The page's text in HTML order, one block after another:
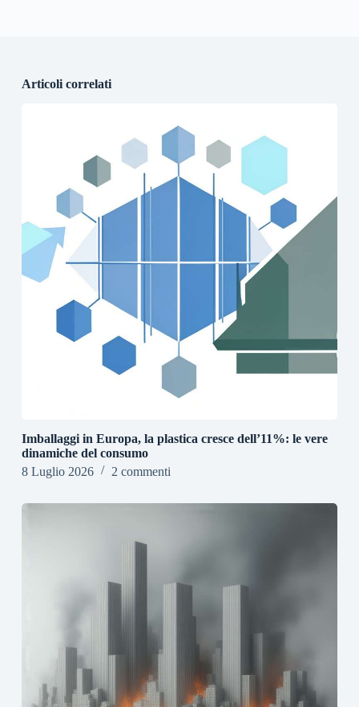
Articoli correlati
Imballaggi in Europa, la plastica cresce dell’11%: le vere
dinamiche del consumo
8 Luglio 2026
2 commenti